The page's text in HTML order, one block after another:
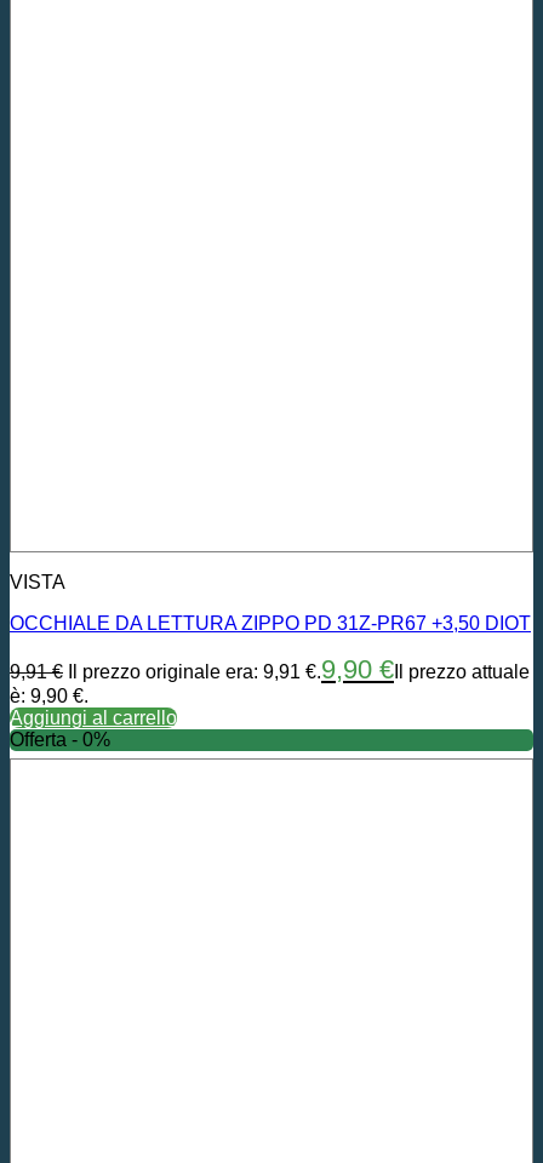
VISTA
OCCHIALE DA LETTURA ZIPPO PD 31Z-PR67 +3,50 DIOT
9,91€ Il prezzo originale era: 9,91 €.9,90 € Il prezzo attuale
è: 9,90 €.
Aggiungi al carrello
Offerta - 0%